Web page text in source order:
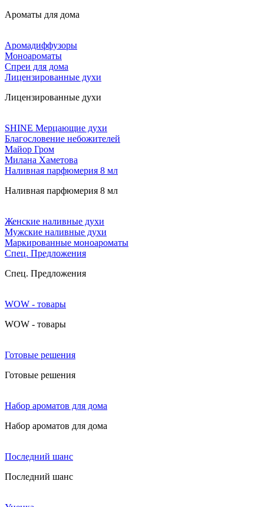
Ароматы для дома
Аромадиффузоры
Моноароматы
Спреи для дома
Лицензированные духи
Лицензированные духи
SHINE Мерцающие духи
Благословение небожителей
Майор Гром
Милана Хаметова
Наливная парфюмерия 8 мл
Наливная парфюмерия 8 мл
Женские наливные духи
Мужские наливные духи
Маркированные моноароматы
Cпец. Предложения
Cпец. Предложения
WOW - товары
WOW - товары
Готовые решения
Готовые решения
Набор ароматов для дома
Набор ароматов для дома
Последний шанс
Последний шанс